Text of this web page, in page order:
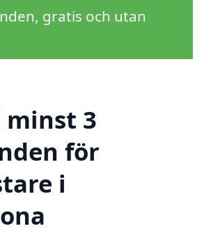
gratis och utan
minst 3
för
i